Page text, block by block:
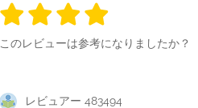
4 stars
4 stars
4 stars
このレビューは参考になりましたか？
レビュアー 483494